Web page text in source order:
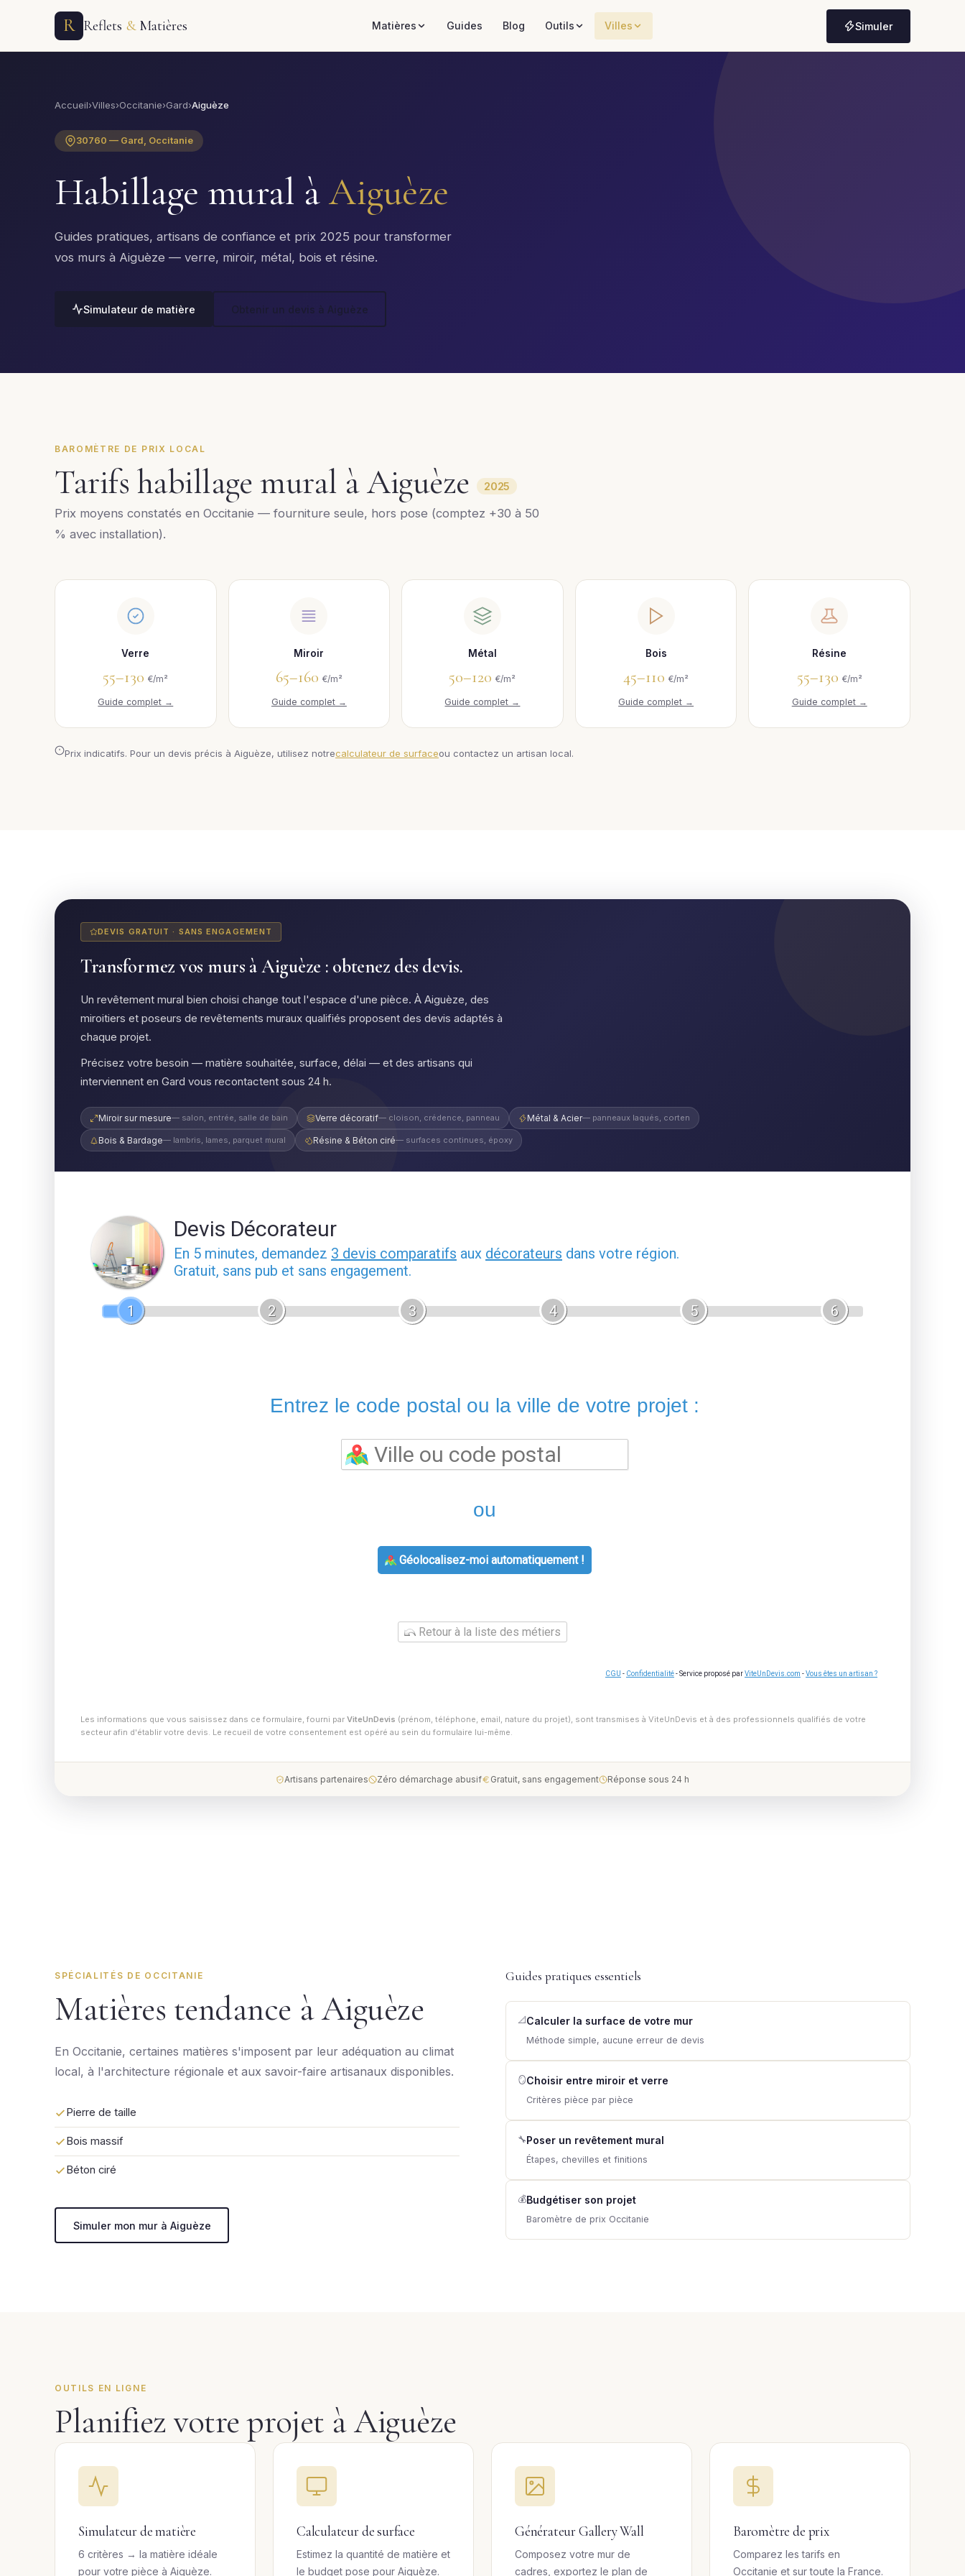
R Reflets &Matières Matières Guides Blog Outils Villes Simuler
Accueil›Villes›Occitanie›Gard›Aiguèze
30760 — Gard, Occitanie
Habillage mural àAiguèze
Guides pratiques, artisans de confiance et prix 2025 pour transformer
vos murs à Aiguèze — verre, miroir, métal, bois et résine.
Simulateur de matière Obtenir un devis à Aiguèze
BAROMÈTRE DE PRIX LOCAL
Tarifs habillage mural à Aiguèze 2025
Prix moyens constatés en Occitanie — fourniture seule, hors pose (comptez +30 à 50
% avec installation).
Verre
55–130€/m²
Guide complet →
Miroir
65–160 €/m²
Guide complet →
Métal
50–120€/m²
Guide complet →
Bois
45–110€/m²
Guide complet →
Résine
55–130 €/m²
Guide complet →
Prix indicatifs. Pour un devis précis à Aiguèze, utilisez notrecalculateur de surfaceou contactez un artisan local.
DEVIS GRATUIT · SANS ENGAGEMENT
Transformez vos murs à Aiguèze : obtenez des devis.
Un revêtement mural bien choisi change tout l'espace d'une pièce. À Aiguèze, des
miroitiers et poseurs de revêtements muraux qualifiés proposent des devis adaptés à
chaque projet.
Précisez votre besoin — matière souhaitée, surface, délai — et des artisans qui
interviennent en Gard vous recontactent sous 24 h.
Miroir sur mesure— salon, entrée, salle de bain Verre décoratif— cloison, crédence, panneau Métal & Acier— panneaux laqués, corten
Bois & Bardage— lambris, lames, parquet mural Résine & Béton ciré— surfaces continues, époxy
Devis Décorateur
En 5 minutes, demandez 3 devis comparatifs aux décorateurs dans votre région.
Gratuit, sans pub et sans engagement.
1 2 3 4 5 6
Entrez le code postal ou la ville de votre projet :
ou
Géolocalisez-moi automatiquement !
Retour à la liste des métiers
CGU - Confidentialité- Service proposé parViteUnDevis.com -Vous êtes un artisan ?
Les informations que vous saisissez dans ce formulaire, fourni par ViteUnDevis (prénom, téléphone, email, nature du projet), sont transmises à ViteUnDevis et à des professionnels qualifiés de votre
secteur afin d'établir votre devis. Le recueil de votre consentement est opéré au sein du formulaire lui-même.
Artisans partenaires Zéro démarchage abusif Gratuit, sans engagement Réponse sous 24 h
SPÉCIALITÉS DE OCCITANIE
Matières tendance à Aiguèze
En Occitanie, certaines matières s'imposent par leur adéquation au climat
local, à l'architecture régionale et aux savoir-faire artisanaux disponibles.
Pierre de taille
Bois massif
Béton ciré
Simuler mon mur à Aiguèze
Guides pratiques essentiels
📐 Calculer la surface de votre mur
Méthode simple, aucune erreur de devis
🪞Choisir entre miroir et verre
Critères pièce par pièce
🔧Poser un revêtement mural
Étapes, chevilles et finitions
💰Budgétiser son projet
Baromètre de prix Occitanie
OUTILS EN LIGNE
Planifiez votre projet à Aiguèze
Simulateur de matière
6 critères → la matière idéale
pour votre pièce à Aiguèze.
Calculateur de surface
Estimez la quantité de matière et
le budget pose pour Aiguèze.
Générateur Gallery Wall
Composez votre mur de
cadres, exportez le plan de
Baromètre de prix
Comparez les tarifs en
Occitanie et sur toute la France.